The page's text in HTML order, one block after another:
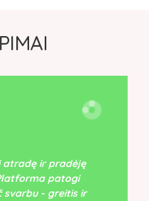
atradę ir pradėję
patogi
svarbu - greitis ir